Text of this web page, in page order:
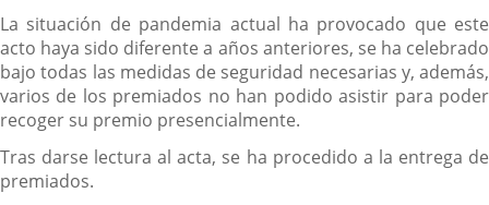
La situación de pandemia actual ha provocado que este
acto haya sido diferente a años anteriores, se ha celebrado
bajo todas las medidas de seguridad necesarias y, además,
varios de los premiados no han podido asistir para poder
recoger su premio presencialmente.
Tras darse lectura al acta, se ha procedido a la entrega de
premiados.